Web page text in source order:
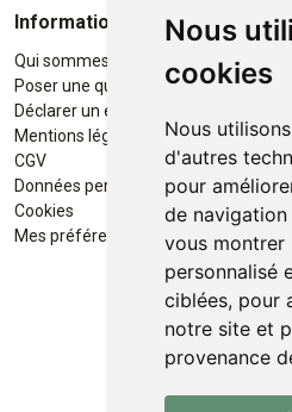
Nous
cookies
Nous
d'autres
pour
de
vous montrer
personnalisé
ciblées, pour
notre site et
provenance
Informations
Qui sommes-nous ?
Poser une question
Déclarer un effet indésirable
Mentions légales
CGV
Données personnelles
Cookies
Mes préférences Cookies